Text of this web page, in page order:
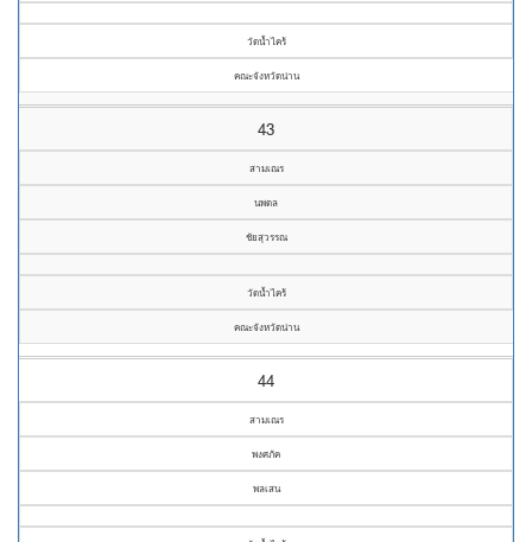
วัดน้ำไคร้
คณะจังหวัดน่าน
43
สามเณร
นพดล
ชัยสุวรรณ
วัดน้ำไคร้
คณะจังหวัดน่าน
44
สามเณร
พงศภัค
พลเสน